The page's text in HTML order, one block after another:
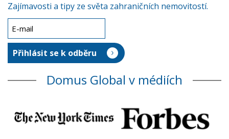
Zajímavosti a tipy ze světa zahraničních nemovitostí.
Domus Global v médiích